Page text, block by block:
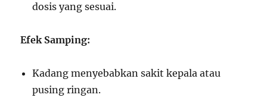
dosis yang sesuai.
Efek Samping:
Kadang menyebabkan sakit kepala atau
pusing ringan.